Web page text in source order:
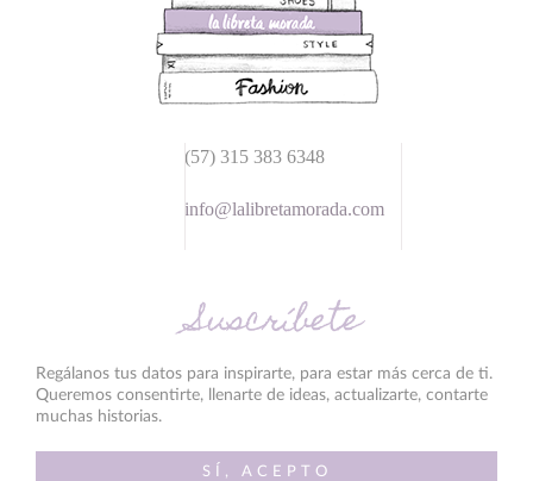
(57) 315 383 6348
info@lalibretamorada.com
Suscríbete
Regálanos tus datos para inspirarte, para estar más cerca de ti.
Queremos consentirte, llenarte de ideas, actualizarte, contarte
muchas historias.
SÍ, ACEPTO